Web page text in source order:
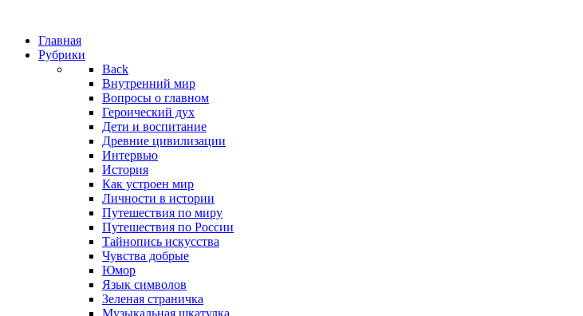
Главная
Рубрики
Back
Внутренний мир
Вопросы о главном
Героический дух
Дети и воспитание
Древние цивилизации
Интервью
История
Как устроен мир
Личности в истории
Путешествия по миру
Путешествия по России
Тайнопись искусства
Чувства добрые
Юмор
Язык символов
Зеленая страничка
Музыкальная шкатулка